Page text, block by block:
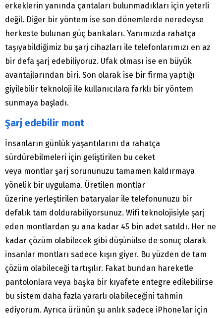
erkeklerin yanında çantaları bulunmadıkları için yeterli
değil. Diğer bir yöntem ise son dönemlerde neredeyse
herkeste bulunan güç bankaları. Yanımızda rahatça
taşıyabildiğimiz bu şarj cihazları ile telefonlarımızı en az
bir defa şarj edebiliyoruz. Ufak olması ise en büyük
avantajlarından biri. Son olarak ise bir firma yaptığı
giyilebilir teknoloji ile kullanıcılara farklı bir yöntem
sunmaya başladı.
Şarj edebilir mont
İnsanların günlük yaşantılarını da rahatça
sürdürebilmeleri için geliştirilen bu ceket
veya montlar şarj sorununuzu tamamen kaldırmaya
yönelik bir uygulama. Üretilen montlar
üzerine yerleştirilen bataryalar ile telefonunuzu bir
defalık tam doldurabiliyorsunuz. Wifi teknolojisiyle şarj
eden montlardan şu ana kadar 45 bin adet satıldı. Her ne
kadar çözüm olabilecek gibi düşünülse de sonuç olarak
insanlar montları sadece kışın giyer. Bu yüzden de tam
çözüm olabileceği tartışılır. Fakat bundan hareketle
pantolonlara veya başka bir kıyafete entegre edilebilirse
bu sistem daha fazla yararlı olabileceğini tahmin
ediyorum. Ayrıca ürünün şu anlık sadece iPhone’lar için